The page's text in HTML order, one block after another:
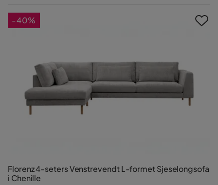
Florenz 4-seters Venstrevendt L-formet Sjeselongsofa
i Chenille
-40%